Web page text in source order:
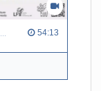
Between tradition and transformation: how owners, advisers and institutions co-create knowledge for resilient forests in Europe 54:13